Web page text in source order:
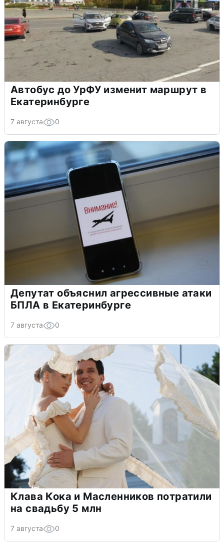
Автобус до УрФУ изменит маршрут в
Екатеринбурге
7 августа 0
Депутат объяснил агрессивные атаки
БПЛА в Екатеринбурге
7 августа 0
Клава Кока и Масленников потратили
на свадьбу 5 млн
7 августа 0